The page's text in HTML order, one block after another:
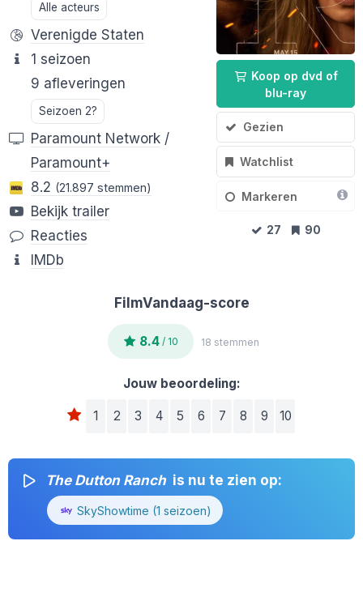
Koop op dvd of
blu-ray
Gezien
Watchlist
Markeren
27 90
Alle acteurs
Verenigde Staten
1 seizoen
9 afleveringen
Seizoen 2?
Paramount Network /
Paramount+
8.2 (21.897 stemmen)
Bekijk trailer
Reacties
IMDb
FilmVandaag-score
8.4/ 10 18 stemmen
Jouw beoordeling:
1 2 3 4 5 6 7 8 9 10
The Dutton Ranch is nu te zien op:
SkyShowtime (1 seizoen)